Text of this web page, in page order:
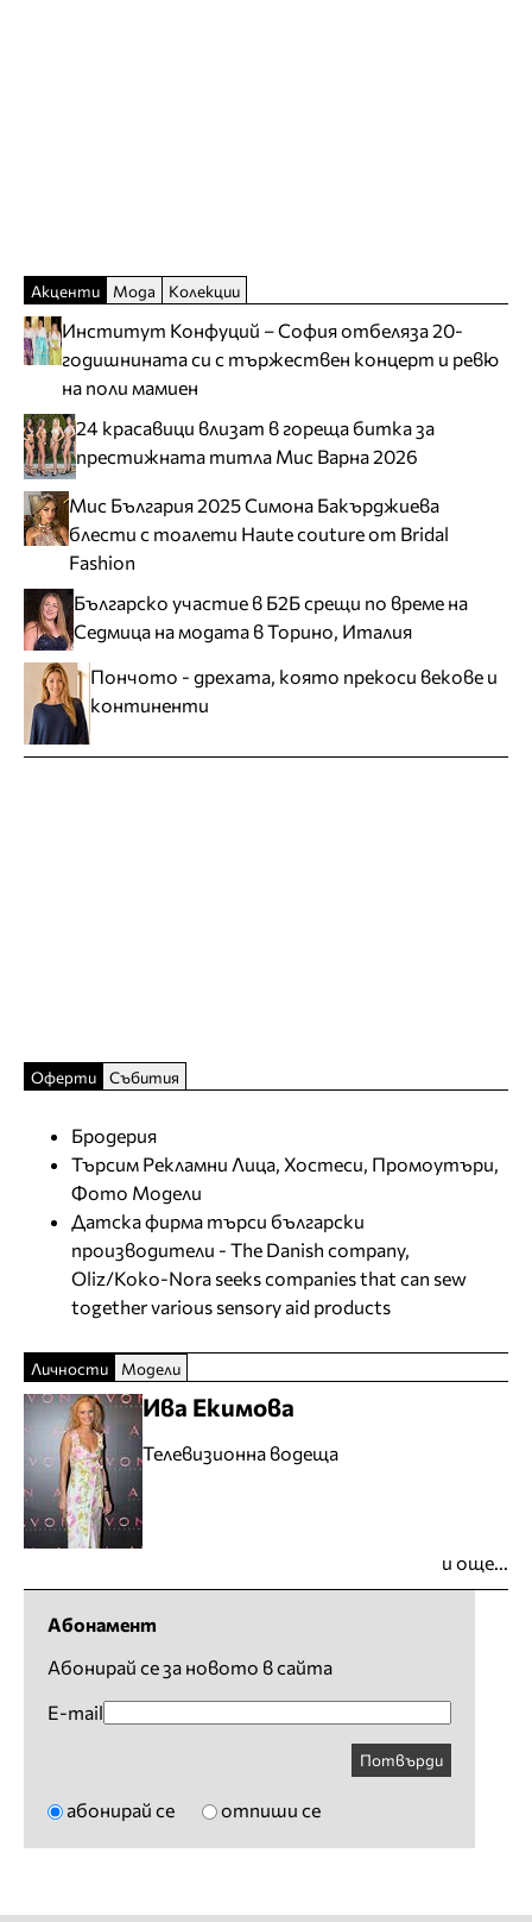
Акценти Мода Колекции
Институт Конфуций – София отбеляза 20-
годишнината си с тържествен концерт и ревю
на поли мамиен
24 красавици влизат в гореща битка за
престижната титла Мис Варна 2026
Мис България 2025 Симона Бакърджиева
блести с тоалети Haute couture от Bridal
Fashion
Българско участие в Б2Б срещи по време на
Седмица на модата в Торино, Италия
Пончото - дрехата, която прекоси векове и
континенти
Оферти Събития
Бродерия
Търсим Рекламни Лица, Хостеси, Промоутъри,
Фото Модели
Датска фирма търси български
производители - The Danish company,
Oliz/Koko-Nora seeks companies that can sew
together various sensory aid products
Личности Модели
Ива Екимова
Телевизионна водеща
и още...
Абонамент
Абонирай се за новото в сайта
E-mail
Потвърди
абонирай се отпиши се